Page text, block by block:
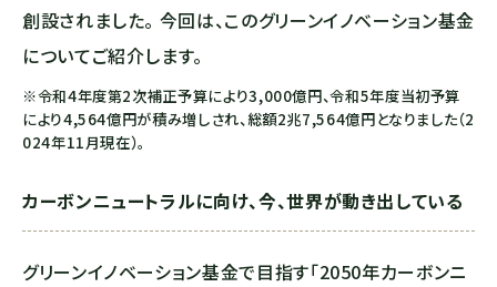
創設されました。 今回は、このグリーンイノベーション基金
についてご紹介します。
※令和4年度第2次補正予算により3,000億円、令和5年度当初予算
により4,564億円が積み増しされ、総額2兆7,564億円となりました（2
024年11月現在）。
カーボンニュートラルに向け、今、世界が動き出している
グリーンイノベーション基金で目指す「2050年カーボンニ